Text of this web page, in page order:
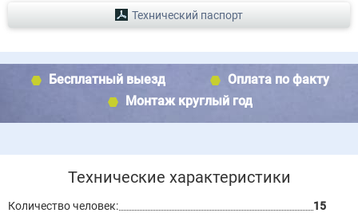
Технический паспорт
Бесплатный выезд
Оплата по факту
Монтаж круглый год
Технические характеристики
Количество человек:
15